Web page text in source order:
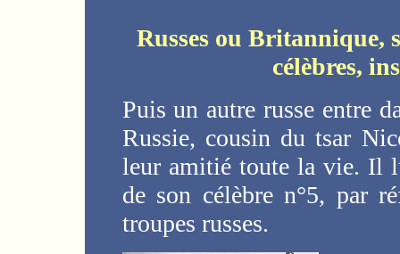
Russes ou Britannique,
célèbres,
Puis un autre russe entre
Russie, cousin du tsar
leur amitié toute la vie. Il
de son célèbre n°5, par
troupes russes.